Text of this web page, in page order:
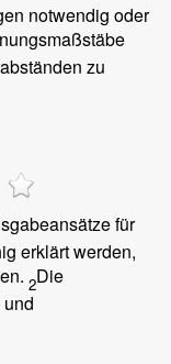
notwendig oder
zu
für
erklärt werden,
2Die